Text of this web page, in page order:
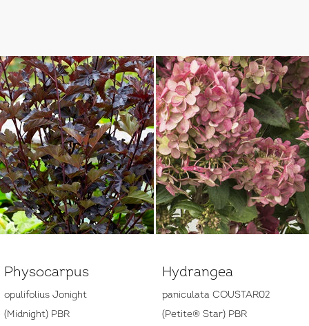
Physocarpus
opulifolius Jonight
(Midnight) PBR
Hydrangea
paniculata COUSTAR02
(Petite® Star) PBR